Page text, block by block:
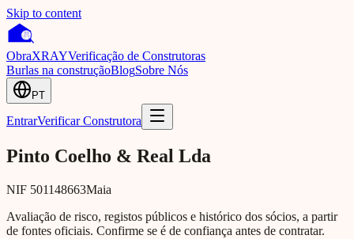
Skip to content
ObraXRAYVerificação de Construtoras
Burlas na construçãoBlogSobre Nós
PT
EntrarVerificar Construtora
Pinto Coelho & Real Lda
NIF 501148663Maia
Avaliação de risco, registos públicos e histórico dos sócios, a partir
de fontes oficiais. Confirme se é de confiança antes de contratar.